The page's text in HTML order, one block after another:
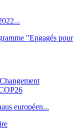
"Engagés pour
européen...